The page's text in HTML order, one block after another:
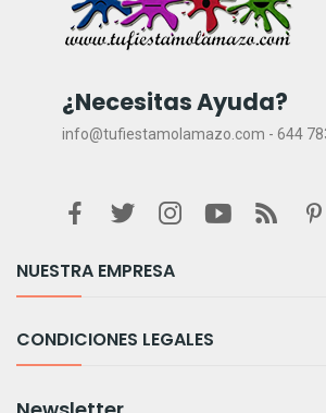
¿Necesitas Ayuda?
info@tufiestamolamazo.com - 644
NUESTRA EMPRESA
CONDICIONES LEGALES